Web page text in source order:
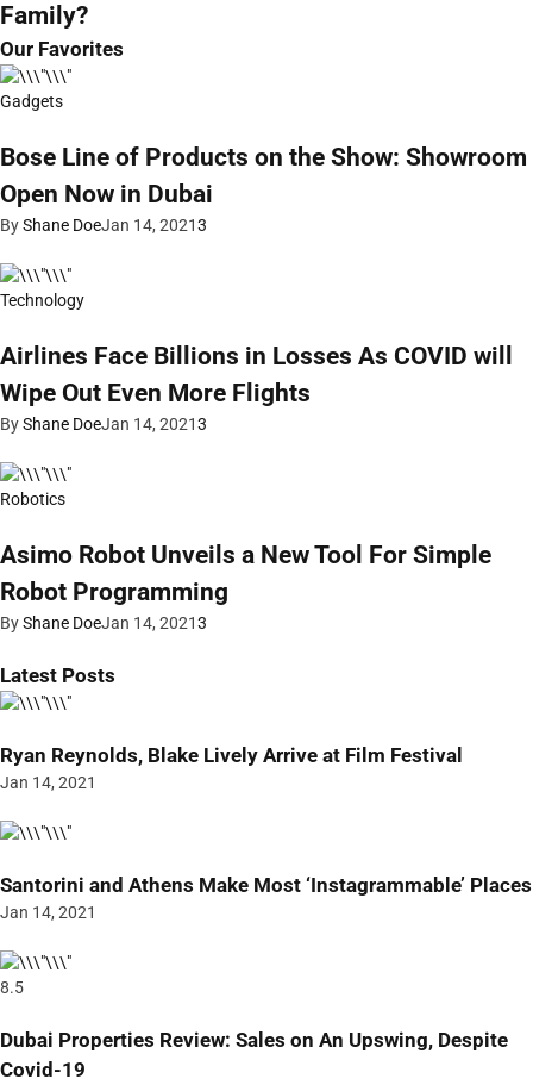
Family?
Our Favorites
Gadgets
Bose Line of Products on the Show: Showroom
Open Now in Dubai
ByShane DoeJan 14, 20213
Technology
Airlines Face Billions in Losses As COVID will
Wipe Out Even More Flights
ByShane DoeJan 14, 20213
Robotics
Asimo Robot Unveils a New Tool For Simple
Robot Programming
ByShane DoeJan 14, 20213
Latest Posts
Ryan Reynolds, Blake Lively Arrive at Film Festival
Jan 14, 2021
Santorini and Athens Make Most ‘Instagrammable’ Places
Jan 14, 2021
8.5
Dubai Properties Review: Sales on An Upswing, Despite
Covid-19